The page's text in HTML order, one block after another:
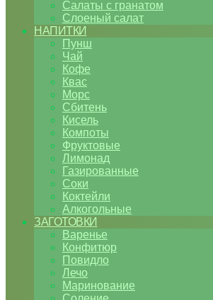
Салаты с гранатом
Слоеный салат
НАПИТКИ
Пунш
Чай
Кофе
Квас
Морс
Сбитень
Кисель
Компоты
Фруктовые
Лимонад
Газированные
Соки
Коктейли
Алкогольные
ЗАГОТОВКИ
Варенье
Конфитюр
Повидло
Лечо
Маринование